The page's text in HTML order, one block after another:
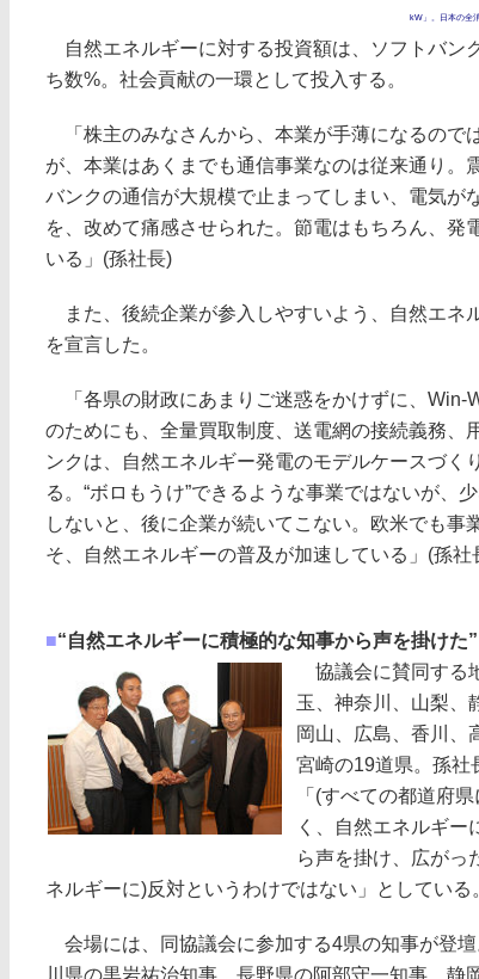
kW」。日本の全
自然エネルギーに対する投資額は、ソフトバン
ち数%。社会貢献の一環として投入する。
「株主のみなさんから、本業が手薄になるので
が、本業はあくまでも通信事業なのは従来通り。
バンクの通信が大規模で止まってしまい、電気が
を、改めて痛感させられた。節電はもちろん、発
いる」(孫社長)
また、後続企業が参入しやすいよう、自然エネ
を宣言した。
「各県の財政にあまりご迷惑をかけずに、Win-
のためにも、全量買取制度、送電網の接続義務、
ンクは、自然エネルギー発電のモデルケースづく
る。“ボロもうけ”できるような事業ではないが、
しないと、後に企業が続いてこない。欧米でも事
そ、自然エネルギーの普及が加速している」(孫社
■“自然エネルギーに積極的な知事から声を掛けた”
協議会に賛同する
玉、神奈川、山梨、
岡山、広島、香川、
宮崎の19道県。孫社
「(すべての都道府
く、自然エネルギー
ら声を掛け、広がっ
ネルギーに)反対というわけではない」としている
会場には、同協議会に参加する4県の知事が登
川県の黒岩祐治知事、長野県の阿部守一知事、